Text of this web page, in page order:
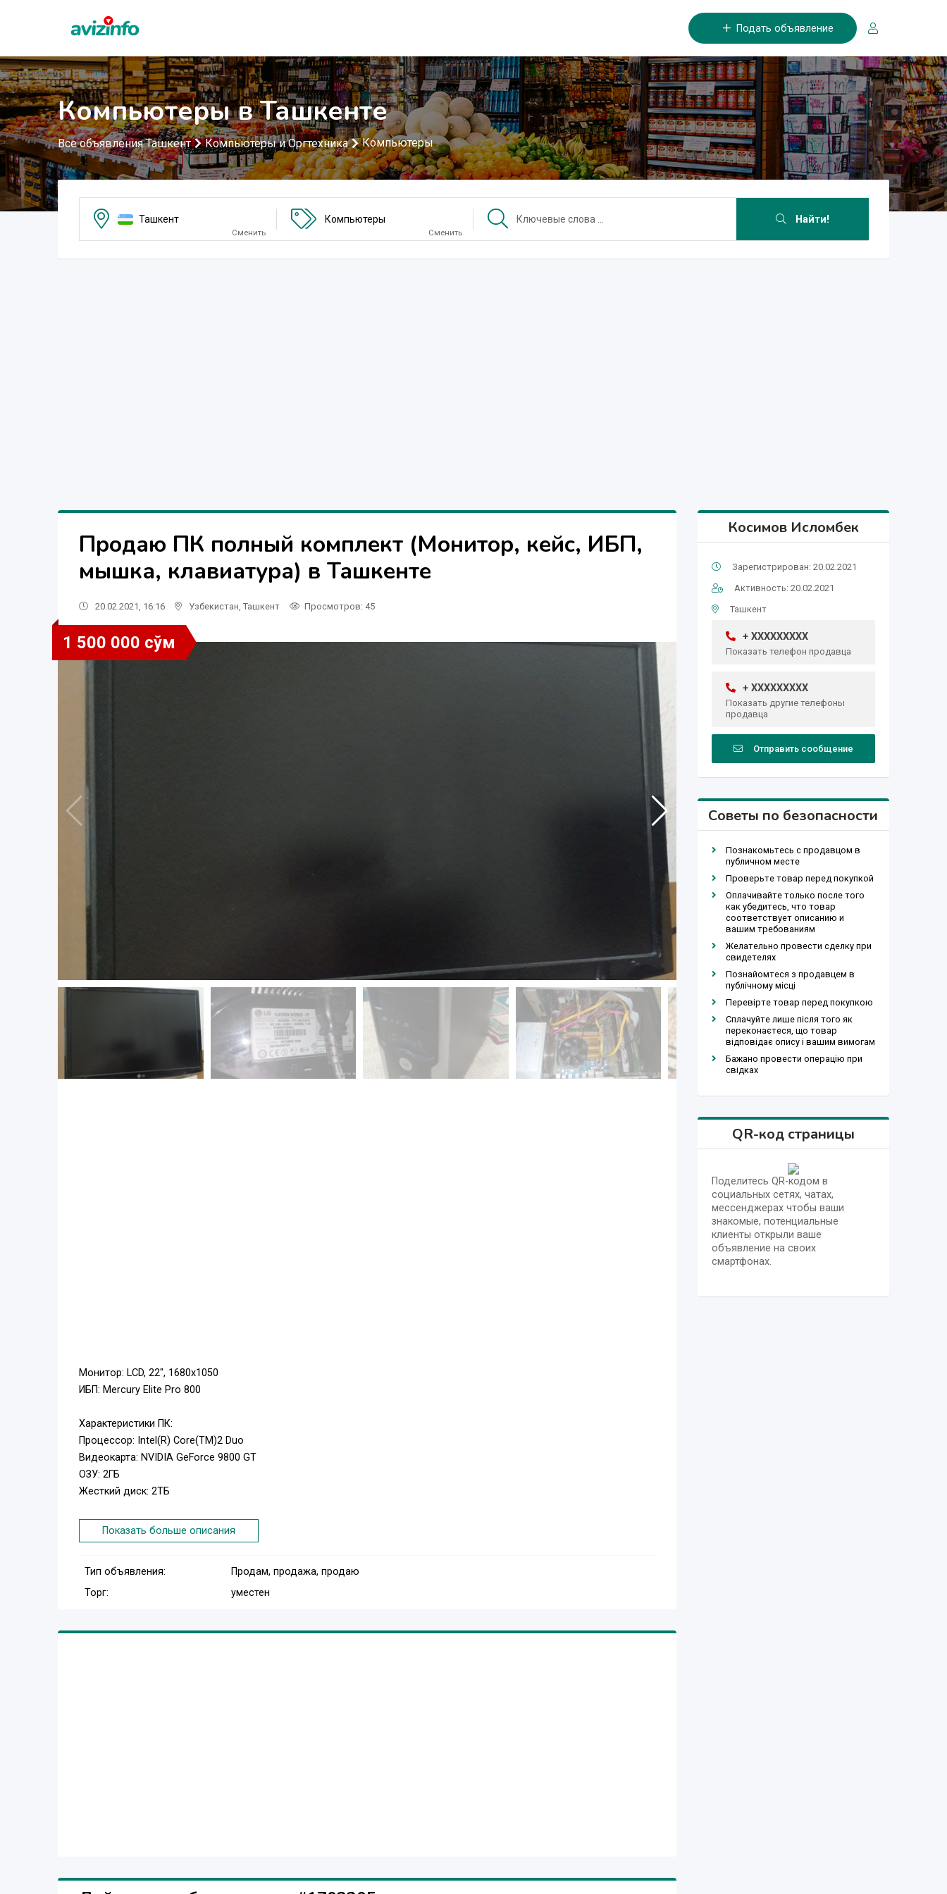
Подать объявление
Компьютеры в Ташкенте
Все объявления Ташкент Компьютеры и Оргтехника Компьютеры
Ташкент
Сменить
Компьютеры
Сменить
Найти!
Продаю ПК полный комплект (Монитор, кейс, ИБП,
мышка, клавиатура) в Ташкенте
20.02.2021, 16:16 Узбекистан Ташкент Просмотров: 45
1 500 000 сўм
Монитор: LCD, 22", 1680x1050
ИБП: Mercury Elite Pro 800
Характеристики ПК:
Процессор: Intel(R) Core(TM)2 Duo
Видеокарта: NVIDIA GeForce 9800 GT
ОЗУ: 2ГБ
Жесткий диск: 2ТБ
Звонить на номер: +998974643323
Или в писать телеграм: @plzn0
Показать больше описания
Тип объявления:
Продам, продажа, продаю
Торг:
уместен
Косимов Исломбек
Зарегистрирован: 20.02.2021
Активность: 20.02.2021
Ташкент
+ XXXXXXXXX
Показать телефон продавца
+ XXXXXXXXX
Показать другие телефоны
продавца
Отправить сообщение
Советы по безопасности
Познакомьтесь с продавцом в
публичном месте
Проверьте товар перед покупкой
Оплачивайте только после того
как убедитесь, что товар
соответствует описанию и
вашим требованиям
Желательно провести сделку при
свидетелях
Познайомтеся з продавцем в
публічному місці
Перевірте товар перед покупкою
Сплачуйте лише після того як
переконаєтеся, що товар
відповідає опису і вашим вимогам
Бажано провести операцію при
свідках
QR-код страницы
Поделитесь QR-кодом в
социальных сетях, чатах,
мессенджерах чтобы ваши
знакомые, потенциальные
клиенты открыли ваше
объявление на своих
смартфонах.